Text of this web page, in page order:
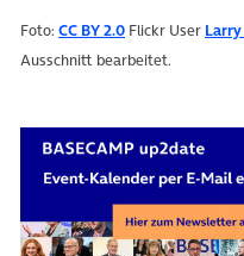
Foto: CC BY 2.0 Flickr User
Ausschnitt bearbeitet.